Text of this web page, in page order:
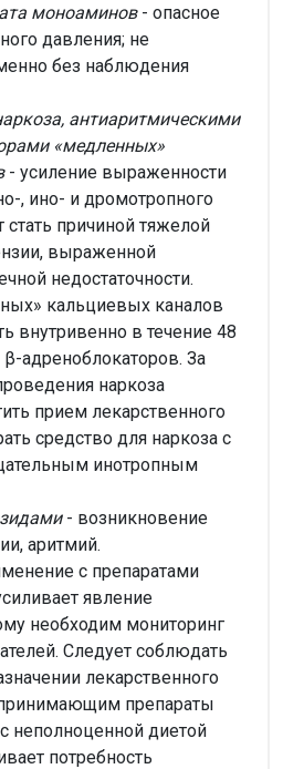
моноаминов- опасное
давления; не
без наблюдения
антиаритмическими
«медленных»
- усиление выраженности
, ино- и дромотропного
причиной тяжелой
выраженной
недостаточности.
кальциевых каналов
внутривенно в течение 48
адреноблокаторов. За
наркоза
прием лекарственного
средство для наркоза с
инотропным
- возникновение
аритмий.
с препаратами
явление
необходим мониторинг
Следует соблюдать
лекарственного
препараты
неполноценной диетой
потребность